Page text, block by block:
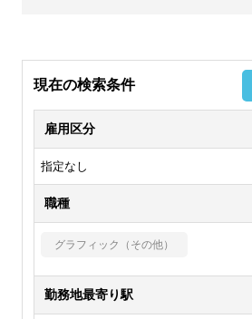
現在の検索条件
雇用区分
指定なし
職種
グラフィック（その他）
勤務地最寄り駅